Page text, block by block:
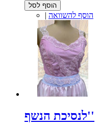
הוסף לסל
| הוסף להשוואה
לנסיכת הנשף''